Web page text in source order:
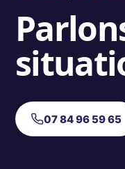
07 84 96 59 65